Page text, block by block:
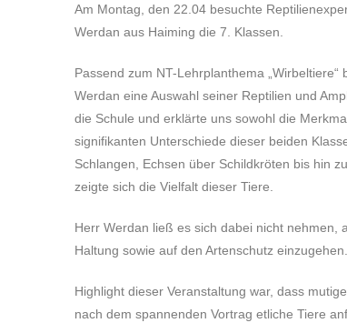
Am Montag, den 22.04 besuchte
Werdan aus Haiming die 7. Klassen.
Passend zum NT-Lehrplanthema „Wirbeltiere“
Werdan eine Auswahl seiner Reptilien und
die Schule und erklärte uns sowohl die
signifikanten Unterschiede dieser beiden
Schlangen, Echsen über Schildkröten bis hin
zeigte sich die Vielfalt dieser Tiere.
Herr Werdan ließ es sich dabei nicht nehmen,
Haltung sowie auf den Artenschutz einzugehen.
Highlight dieser Veranstaltung war, dass
nach dem spannenden Vortrag etliche Tiere